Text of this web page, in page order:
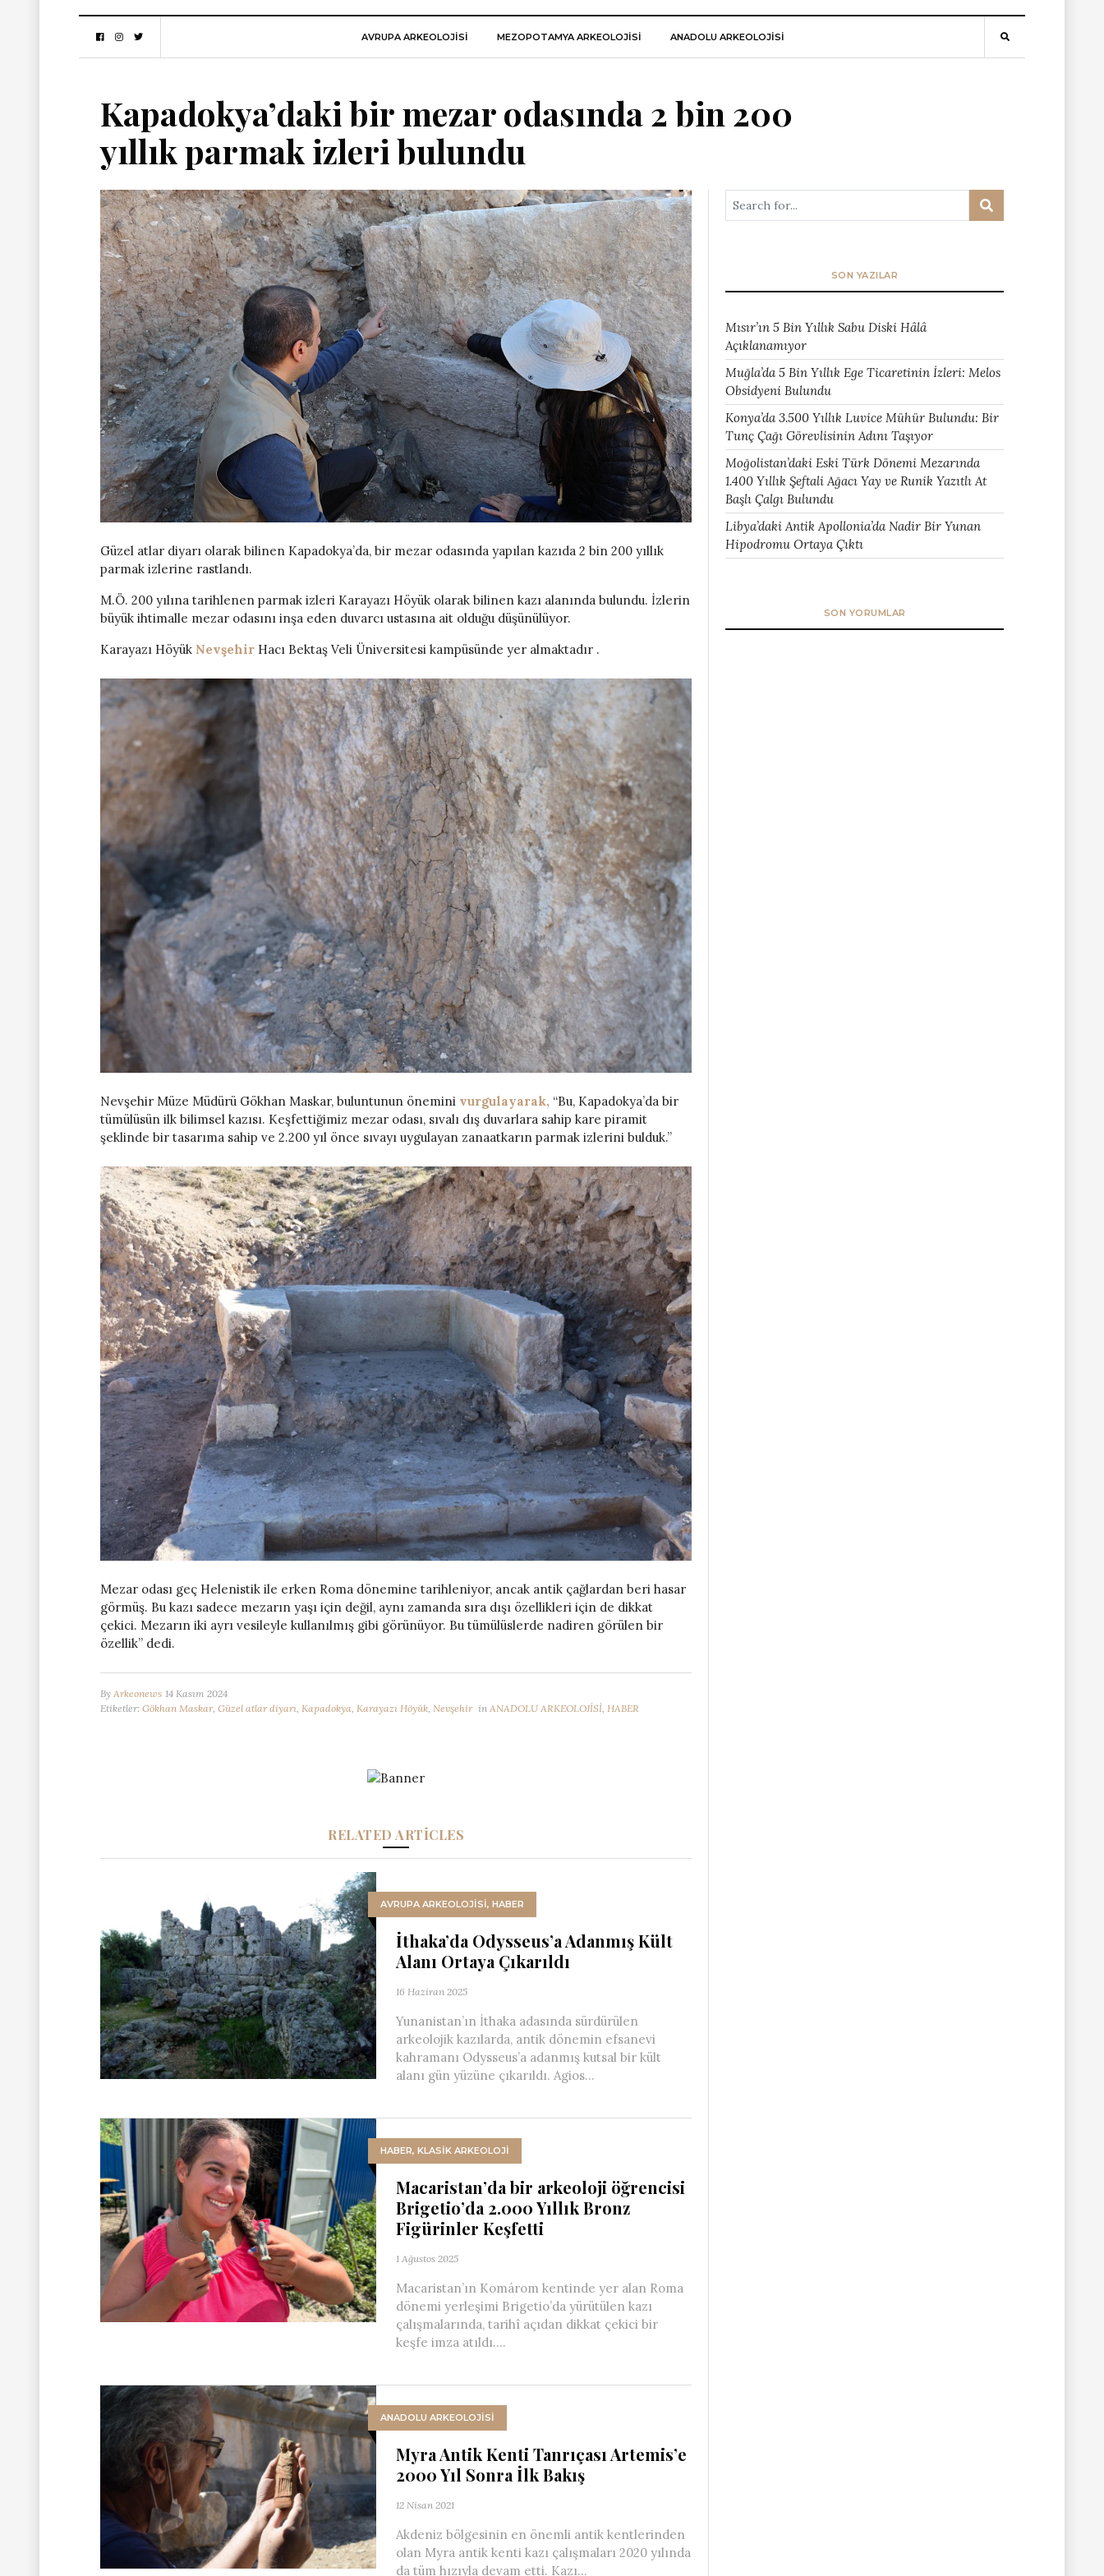
AVRUPA ARKEOLOJISI MEZOPOTAMYA ARKEOLOJISI ANADOLU ARKEOLOJİSİ
Kapadokya’daki bir mezar odasında 2 bin 200
yıllık parmak izleri bulundu
Güzel atlar diyarı olarak bilinen Kapadokya’da, bir mezar odasında yapılan kazıda 2 bin 200 yıllık
parmak izlerine rastlandı.
M.Ö. 200 yılına tarihlenen parmak izleri Karayazı Höyük olarak bilinen kazı alanında bulundu. İzlerin
büyük ihtimalle mezar odasını inşa eden duvarcı ustasına ait olduğu düşünülüyor.
Karayazı Höyük Nevşehir Hacı Bektaş Veli Üniversitesi kampüsünde yer almaktadır .
Nevşehir Müze Müdürü Gökhan Maskar, buluntunun önemini vurgulayarak, “Bu, Kapadokya’da bir
tümülüsün ilk bilimsel kazısı. Keşfettiğimiz mezar odası, sıvalı dış duvarlara sahip kare piramit
şeklinde bir tasarıma sahip ve 2.200 yıl önce sıvayı uygulayan zanaatkarın parmak izlerini bulduk.”
Mezar odası geç Helenistik ile erken Roma dönemine tarihleniyor, ancak antik çağlardan beri hasar
görmüş. Bu kazı sadece mezarın yaşı için değil, aynı zamanda sıra dışı özellikleri için de dikkat
çekici. Mezarın iki ayrı vesileyle kullanılmış gibi görünüyor. Bu tümülüslerde nadiren görülen bir
özellik” dedi.
By Arkeonews 14 Kasım 2024
Etiketler: Gökhan Maskar, Güzel atlar diyarı Kapadokya Karayazı Höyük Nevşehir in ANADOLU ARKEOLOJİSİ HABER
RELATED ARTICLES
AVRUPA ARKEOLOJISI, HABER
İthaka’da Odysseus’a Adanmış Kült
Alanı Ortaya Çıkarıldı
16 Haziran 2025
Yunanistan’ın İthaka adasında sürdürülen
arkeolojik kazılarda, antik dönemin efsanevi
kahramanı Odysseus’a adanmış kutsal bir kült
alanı gün yüzüne çıkarıldı. Agios...
HABER, KLASİK ARKEOLOJİ
Macaristan’da bir arkeoloji öğrencisi
Brigetio’da 2.000 Yıllık Bronz
Figürinler Keşfetti
1 Ağustos 2025
Macaristan’ın Komárom kentinde yer alan Roma
dönemi yerleşimi Brigetio’da yürütülen kazı
çalışmalarında, tarihî açıdan dikkat çekici bir
keşfe imza atıldı....
ANADOLU ARKEOLOJİSİ
Myra Antik Kenti Tanrıçası Artemis’e
2000 Yıl Sonra İlk Bakış
12 Nisan 2021
Akdeniz bölgesinin en önemli antik kentlerinden
olan Myra antik kenti kazı çalışmaları 2020 yılında
da tüm hızıyla devam etti. Kazı...
SON YAZILAR
Mısır’ın 5 Bin Yıllık Sabu Diski Hâlâ
Açıklanamıyor
Muğla’da 5 Bin Yıllık Ege Ticaretinin İzleri: Melos
Obsidyeni Bulundu
Konya’da 3.500 Yıllık Luvice Mühür Bulundu: Bir
Tunç Çağı Görevlisinin Adını Taşıyor
Moğolistan’daki Eski Türk Dönemi Mezarında
1.400 Yıllık Şeftali Ağacı Yay ve Runik Yazıtlı At
Başlı Çalgı Bulundu
Libya’daki Antik Apollonia’da Nadir Bir Yunan
Hipodromu Ortaya Çıktı
SON YORUMLAR